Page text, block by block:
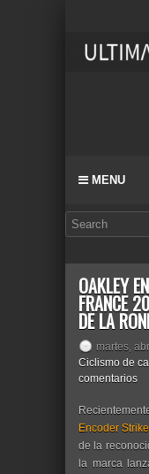
MENU
OAKLEY
FRANCE
DE LA
martes,
Ciclismo de
comentarios
Encoder
de la
la marca